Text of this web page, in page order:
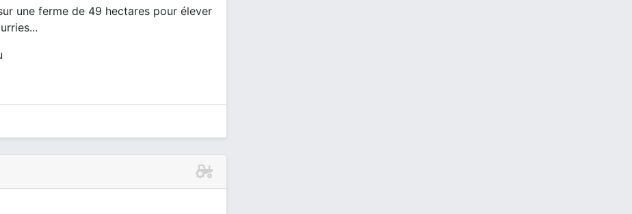
une ferme de 49 hectares pour élever